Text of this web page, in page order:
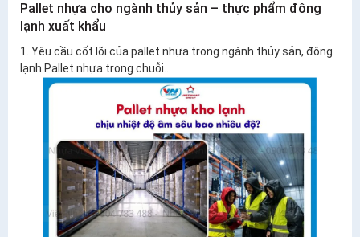
Pallet nhựa cho ngành thủy sản – thực phẩm đông
lạnh xuất khẩu
1. Yêu cầu cốt lõi của pallet nhựa trong ngành thủy sản, đông
lạnh Pallet nhựa trong chuỗi...